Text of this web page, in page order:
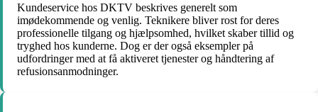
Kundeservice hos DKTV beskrives generelt som
imødekommende og venlig. Teknikere bliver rost for deres
professionelle tilgang og hjælpsomhed, hvilket skaber tillid og
tryghed hos kunderne. Dog er der også eksempler på
udfordringer med at få aktiveret tjenester og håndtering af
refusionsanmodninger.